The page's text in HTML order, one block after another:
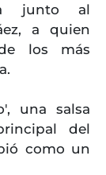
junto al
a quien
los más
una salsa
del
como un